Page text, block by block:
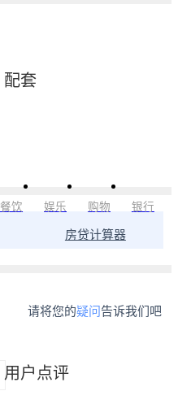
配套
餐饮 娱乐 购物 银行
房贷计算器
用户点评
请将您的疑问 告诉我们吧